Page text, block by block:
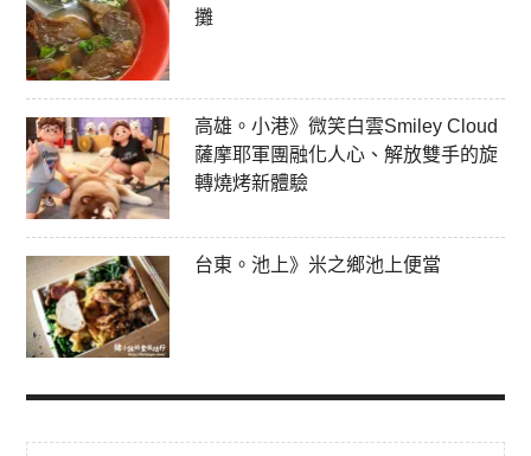
攤
高雄。小港》微笑白雲Smiley Cloud
薩摩耶軍團融化人心、解放雙手的旋
轉燒烤新體驗
台東。池上》米之鄉池上便當